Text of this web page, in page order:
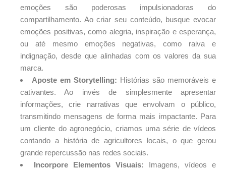
emoções são poderosas impulsionadoras do
compartilhamento. Ao criar seu conteúdo, busque evocar
emoções positivas, como alegria, inspiração e esperança,
ou até mesmo emoções negativas, como raiva e
indignação, desde que alinhadas com os valores da sua
marca.
Aposte em Storytelling: Histórias são memoráveis e
cativantes. Ao invés de simplesmente apresentar
informações, crie narrativas que envolvam o público,
transmitindo mensagens de forma mais impactante. Para
um cliente do agronegócio, criamos uma série de vídeos
contando a história de agricultores locais, o que gerou
grande repercussão nas redes sociais.
Incorpore Elementos Visuais: Imagens, vídeos e